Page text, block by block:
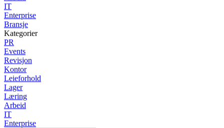
IT
Enterprise
Bransje
Kategorier
PR
Events
Revisjon
Kontor
Leieforhold
Lager
Læring
Arbeid
IT
Enterprise